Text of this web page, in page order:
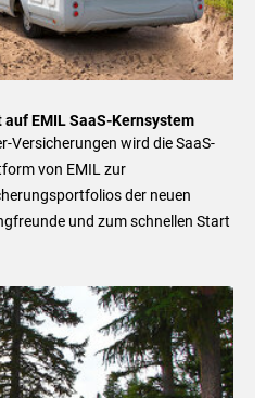
EMIL SaaS-Kernsystem
Versicherungen wird die SaaS-
von EMIL zur
der neuen
und zum schnellen Start